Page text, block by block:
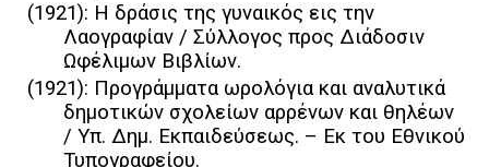
(1921): Η δράσις της γυναικός εις την
Λαογραφίαν / Σύλλογος προς Διάδοσιν
Ωφέλιμων Βιβλίων.
(1921): Προγράμματα ωρολόγια και αναλυτικά
δημοτικών σχολείων αρρένων και θηλέων
/ Υπ. Δημ. Εκπαιδεύσεως. – Εκ του Εθνικού
Τυπογραφείου.